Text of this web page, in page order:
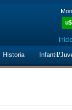
u$
Historia Infantil/